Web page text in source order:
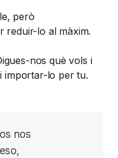
però
reduir-lo al màxim.
nos què vols i
importar-lo per tu.
nos